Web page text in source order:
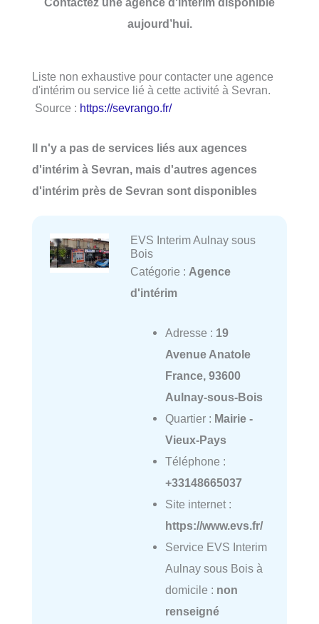
aujourd’hui.
Liste non exhaustive pour contacter une agence
d'intérim ou service lié à cette activité à Sevran.
Source : https://sevrango.fr/
Il n'y a pas de services liés aux agences
d'intérim à Sevran, mais d'autres agences
d'intérim près de Sevran sont disponibles
EVS Interim Aulnay sous
Bois
Catégorie : Agence
d'intérim
Adresse : 19
Avenue Anatole
France, 93600
Aulnay-sous-Bois
Quartier : Mairie -
Vieux-Pays
Téléphone :
+33148665037
Site internet :
https://www.evs.fr/
Service EVS Interim
Aulnay sous Bois à
domicile : non
renseigné